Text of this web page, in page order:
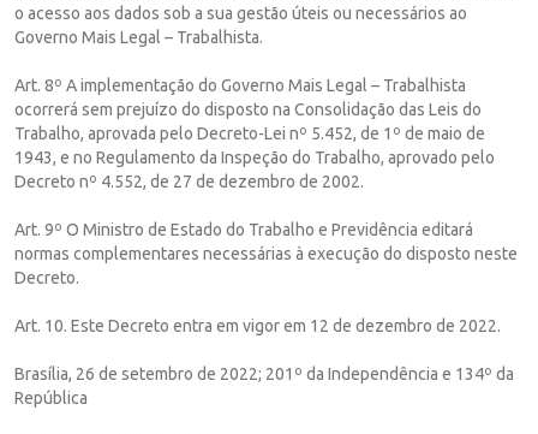
o acesso aos dados sob a sua gestão úteis ou necessários ao
Governo Mais Legal – Trabalhista.
Art. 8º A implementação do Governo Mais Legal – Trabalhista
ocorrerá sem prejuízo do disposto na Consolidação das Leis do
Trabalho, aprovada pelo Decreto-Lei nº 5.452, de 1º de maio de
1943, e no Regulamento da Inspeção do Trabalho, aprovado pelo
Decreto nº 4.552, de 27 de dezembro de 2002.
Art. 9º O Ministro de Estado do Trabalho e Previdência editará
normas complementares necessárias à execução do disposto neste
Decreto.
Art. 10. Este Decreto entra em vigor em 12 de dezembro de 2022.
Brasília, 26 de setembro de 2022; 201º da Independência e 134º da
República